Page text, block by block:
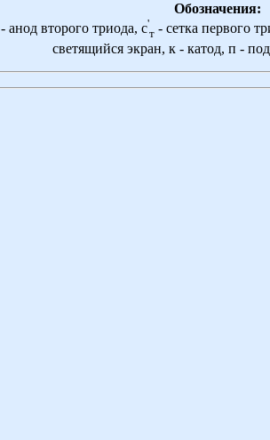
Обозначения:
- анод второго триода, с'
т - сетка первого
светящийся экран, к - катод, п -